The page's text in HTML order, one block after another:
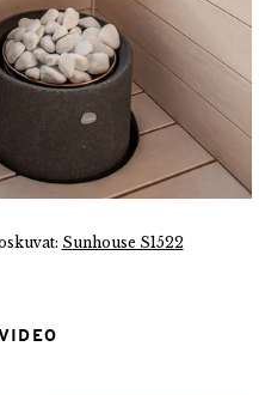
Sunhouse S1522